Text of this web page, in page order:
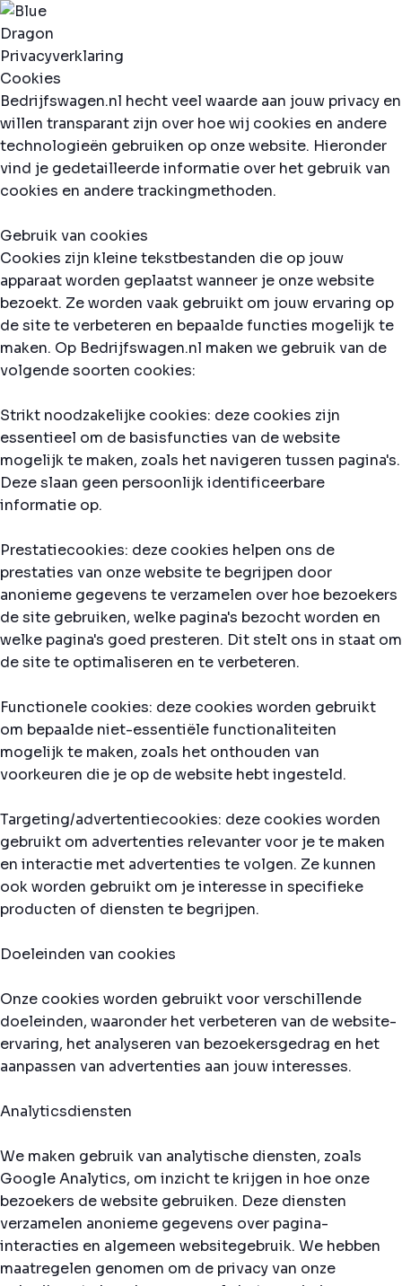
Privacyverklaring
Cookies
Bedrijfswagen.nl hecht veel waarde aan jouw privacy en
willen transparant zijn over hoe wij cookies en andere
technologieën gebruiken op onze website. Hieronder
vind je gedetailleerde informatie over het gebruik van
cookies en andere trackingmethoden.
Gebruik van cookies
Cookies zijn kleine tekstbestanden die op jouw
apparaat worden geplaatst wanneer je onze website
bezoekt. Ze worden vaak gebruikt om jouw ervaring op
de site te verbeteren en bepaalde functies mogelijk te
maken. Op Bedrijfswagen.nl maken we gebruik van de
volgende soorten cookies:
Strikt noodzakelijke cookies: deze cookies zijn
essentieel om de basisfuncties van de website
mogelijk te maken, zoals het navigeren tussen pagina's.
Deze slaan geen persoonlijk identificeerbare
informatie op.
Prestatiecookies: deze cookies helpen ons de
prestaties van onze website te begrijpen door
anonieme gegevens te verzamelen over hoe bezoekers
de site gebruiken, welke pagina's bezocht worden en
welke pagina's goed presteren. Dit stelt ons in staat om
de site te optimaliseren en te verbeteren.
Functionele cookies: deze cookies worden gebruikt
om bepaalde niet-essentiële functionaliteiten
mogelijk te maken, zoals het onthouden van
voorkeuren die je op de website hebt ingesteld.
Targeting/advertentiecookies: deze cookies worden
gebruikt om advertenties relevanter voor je te maken
en interactie met advertenties te volgen. Ze kunnen
ook worden gebruikt om je interesse in specifieke
producten of diensten te begrijpen.
Doeleinden van cookies
Onze cookies worden gebruikt voor verschillende
doeleinden, waaronder het verbeteren van de website-
ervaring, het analyseren van bezoekersgedrag en het
aanpassen van advertenties aan jouw interesses.
Analyticsdiensten
We maken gebruik van analytische diensten, zoals
Google Analytics, om inzicht te krijgen in hoe onze
bezoekers de website gebruiken. Deze diensten
verzamelen anonieme gegevens over pagina-
interacties en algemeen websitegebruik. We hebben
maatregelen genomen om de privacy van onze